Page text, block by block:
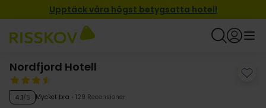
Upptäck våra högst betygsatta hotell
Nordfjord Hotell
4.1/5 Mycket bra 129 Recensioner